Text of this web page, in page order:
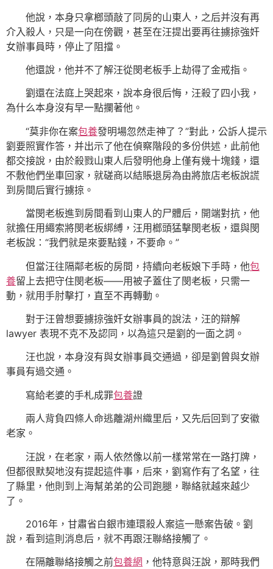
他說，本身只拿榔頭敲了同房的山東人，之后并沒有再
介入殺人，只是一向在傍觀，甚至在汪提出要再往擄掠強奸
女辦事員時，停止了阻擋。
他還說，他并不了解汪從閔老板手上劫得了金戒指。
劉還在法庭上哭起來，說本身很后悔，汪殺了四小我，
為什么本身沒有早一點攔著他。
“莫非你在案包養發明場忽然走神了？”對此，公訴人提示
劉要照實作答，并出示了他在偵察階段的多份供述，此前他
都交接說，由於殺戮山東人后發明他身上僅有幾十塊錢，還
不敷他們坐車回家，就磋商以結賬退房為由將旅店老板說謊
到房間后實行擄掠。
當閔老板進到房間看到山東人的尸體后，開端對抗，他
就擔任用繩索將閔老板綁縛，汪用榔頭猛擊閔老板，還與閔
老板說：“我們就是來要點錢，不要命。”
但當汪往隔鄰老板的房間，持續向老板娘下手時，他包
養留上去把守住閔老板——用被子蓋住了閔老板，只需一
動，就用手肘擊打，直至不再轉動。
對于汪曾想要擄掠強奸女辦事員的說法，汪的辯解
lawyer 表現不克不及認同，以為這只是劉的一面之詞。
汪也說，本身沒有與女辦事員交通過，卻是劉曾與女辦
事員有過交通。
寫給老婆的手札成罪包養證
兩人背負四條人命逃離湖州織里后，又先后回到了安徽
老家。
汪說，在老家，兩人依然像以前一樣常常在一路打牌，
但都很默契地沒有提起這件事，后來，劉寫作有了名望，往
了縣里，他則到上海幫弟弟的公司跑腿，聯絡就越來越少
了。
2016年，甘肅省白銀市連環殺人案這一懸案告破。劉
說，看到這則消息后，就不再跟汪聯絡接觸了。
在隔離聯絡接觸之前包養網 ，他特意與汪說，那時我們